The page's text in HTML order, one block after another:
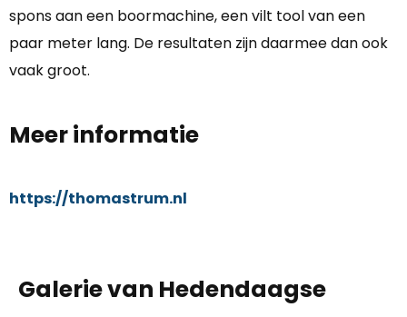
spons aan een boormachine, een vilt tool van een
paar meter lang. De resultaten zijn daarmee dan ook
vaak groot.
Meer informatie
https://thomastrum.nl
Galerie van Hedendaagse